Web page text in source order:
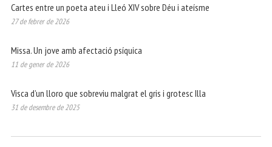
Cartes entre un poeta ateu i Lleó XIV sobre Déu i ateísme
27 de febrer de 2026
Missa. Un jove amb afectació psíquica
11 de gener de 2026
Visca d’un lloro que sobreviu malgrat el gris i grotesc Illa
31 de desembre de 2025